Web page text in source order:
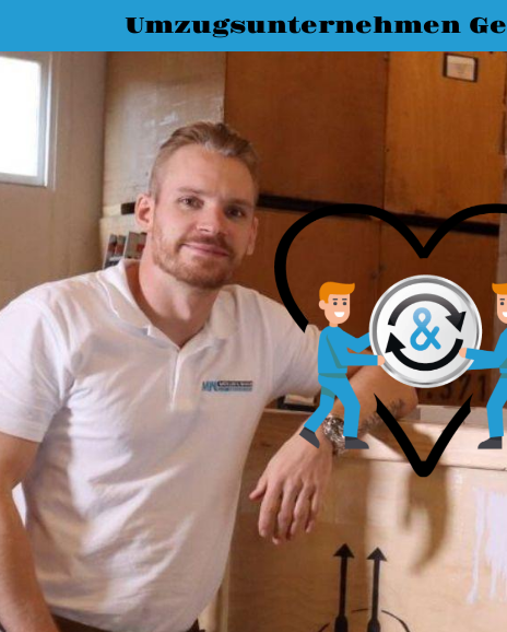
Umzugsunternehmen